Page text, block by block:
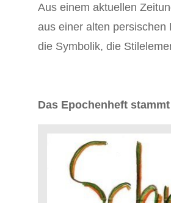
Aus einem aktuellen
aus einer alten
die Symbolik, die
Das Epochenheft